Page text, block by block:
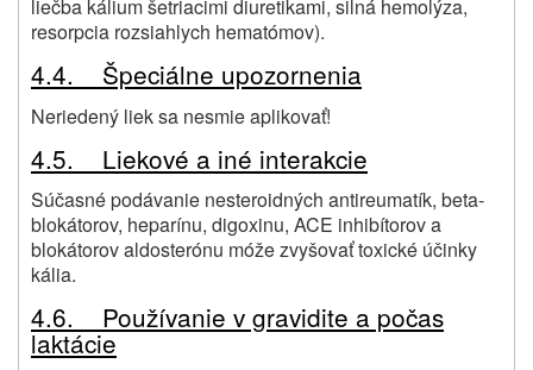
liečba kálium šetriacimi diuretikami, silná hemolýza,
resorpcia rozsiahlych hematómov).
4.4. Špeciálne upozornenia
Neriedený liek sa nesmie aplikovať!
4.5. Liekové a iné interakcie
Súčasné podávanie nesteroidných antireumatík, beta-
blokátorov, heparínu, digoxinu, ACE inhibítorov a
blokátorov aldosterónu móže zvyšovať toxické účinky
kália.
4.6. Používanie v gravidite a počas
laktácie